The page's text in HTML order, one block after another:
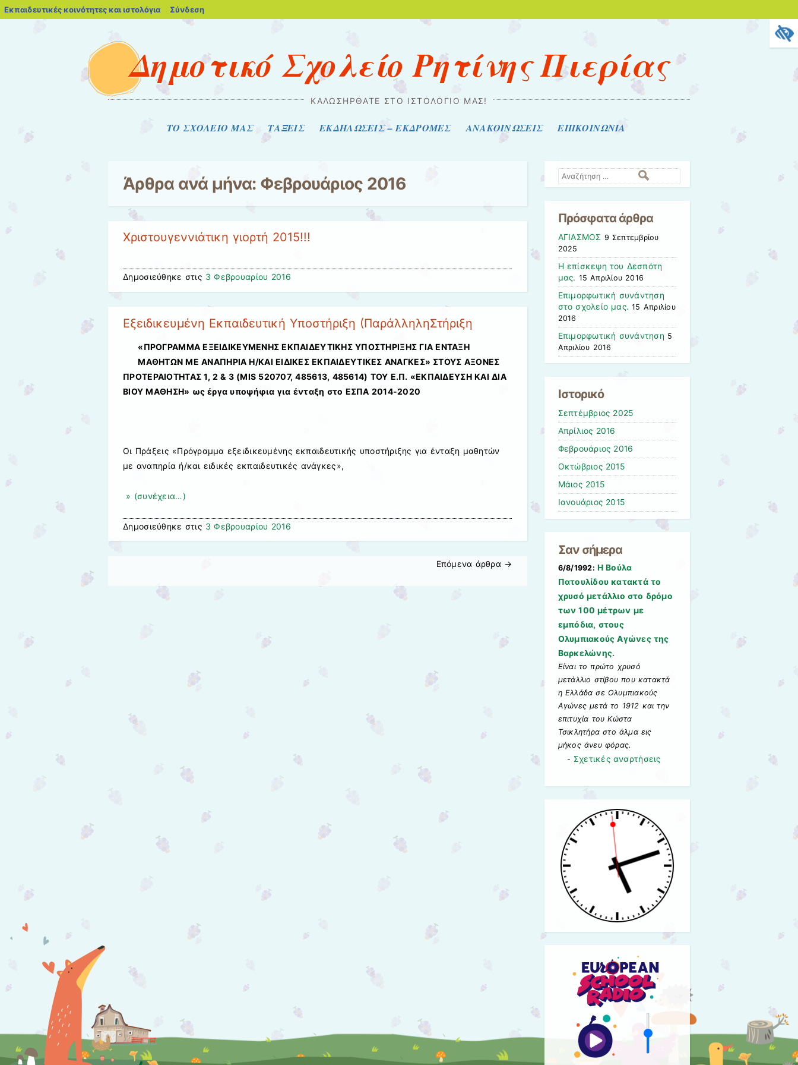
Εκπαιδευτικές κοινότητες και ιστολόγια blogs.sch.gr
Σύνδεση
Δημοτικό Σχολείο Ρητίνης Πιερίας
ΚΑΛΩΣΉΡΘΑΤΕ ΣΤΟ ΙΣΤΟΛΌΓΙΌ ΜΑΣ!
Μετάβαση στο περιεχόμενο
ΤΟ ΣΧΟΛΕΙΟ ΜΑΣ ΤΑΞΕΙΣ ΕΚΔΗΛΩΣΕΙΣ – ΕΚΔΡΟΜΕΣ ΑΝΑΚΟΙΝΩΣΕΙΣ ΕΠΙΚΟΙΝΩΝΙΑ
Άρθρα ανά μήνα: Φεβρουάριος 2016
Χριστουγεννιάτικη γιορτή 2015!!!
Δημοσιεύθηκε στις 3 Φεβρουαρίου 2016
Εξειδικευμένη Εκπαιδευτική Υποστήριξη (ΠαράλληληΣτήριξη
«ΠΡΟΓΡΑΜΜΑ ΕΞΕΙΔΙΚΕΥΜΕΝΗΣ ΕΚΠΑΙΔΕΥΤΙΚΗΣ ΥΠΟΣΤΗΡΙΞΗΣ ΓΙΑ ΕΝΤΑΞΗ
ΜΑΘΗΤΩΝ ΜΕ ΑΝΑΠΗΡΙΑ Η/ΚΑΙ ΕΙΔΙΚΕΣ ΕΚΠΑΙΔΕΥΤΙΚΕΣ ΑΝΑΓΚΕΣ» ΣΤΟΥΣ ΑΞΟΝΕΣ
ΠΡΟΤΕΡΑΙΟΤΗΤΑΣ 1, 2 & 3 (MIS 520707, 485613, 485614) ΤΟΥ Ε.Π. «ΕΚΠΑΙΔΕΥΣΗ ΚΑΙ ΔΙΑ
ΒΙΟΥ ΜΑΘΗΣΗ» ως έργα υποψήφια για ένταξη στο ΕΣΠΑ 2014-2020
Οι Πράξεις «Πρόγραμμα εξειδικευμένης εκπαιδευτικής υποστήριξης για ένταξη μαθητών
με αναπηρία ή/και ειδικές εκπαιδευτικές ανάγκες»,
» (συνέχεια…)
Δημοσιεύθηκε στις 3 Φεβρουαρίου 2016
Επόμενα άρθρα →
Αναζήτηση
Πρόσφατα άρθρα
ΑΓΙΑΣΜΟΣ 9 Σεπτεμβρίου
2025
Η επίσκεψη του Δεσπότη
μας. 15 Απριλίου 2016
Επιμορφωτική συνάντηση
στο σχολείο μας. 15 Απριλίου
2016
Επιμορφωτική συνάντηση 5
Απριλίου 2016
Ιστορικό
Σεπτέμβριος 2025
Απρίλιος 2016
Φεβρουάριος 2016
Οκτώβριος 2015
Μάιος 2015
Ιανουάριος 2015
Σαν σήμερα
6/8/1992: Η Βούλα
Πατουλίδου κατακτά το
χρυσό μετάλλιο στο δρόμο
των 100 μέτρων με
εμπόδια, στους
Ολυμπιακούς Αγώνες της
Βαρκελώνης.
Είναι το πρώτο χρυσό
μετάλλιο στίβου που κατακτά
η Ελλάδα σε Ολυμπιακούς
Αγώνες μετά το 1912 και την
επιτυχία του Κώστα
Τσικλητήρα στο άλμα εις
μήκος άνευ φόρας.
- Σχετικές αναρτήσεις